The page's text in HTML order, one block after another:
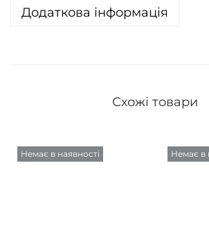
Додаткова інформація
Схожі товари
Немає в наявності Немає в